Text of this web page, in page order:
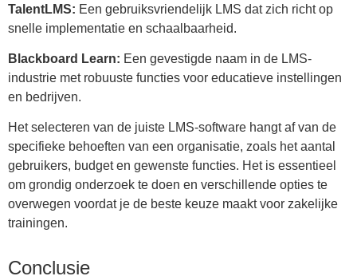
TalentLMS: Een gebruiksvriendelijk LMS dat zich richt op
snelle implementatie en schaalbaarheid.
Blackboard Learn: Een gevestigde naam in de LMS-
industrie met robuuste functies voor educatieve instellingen
en bedrijven.
Het selecteren van de juiste LMS-software hangt af van de
specifieke behoeften van een organisatie, zoals het aantal
gebruikers, budget en gewenste functies. Het is essentieel
om grondig onderzoek te doen en verschillende opties te
overwegen voordat je de beste keuze maakt voor zakelijke
trainingen.
Conclusie